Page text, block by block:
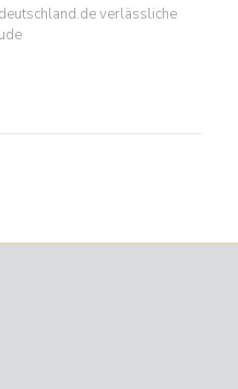
verlässliche